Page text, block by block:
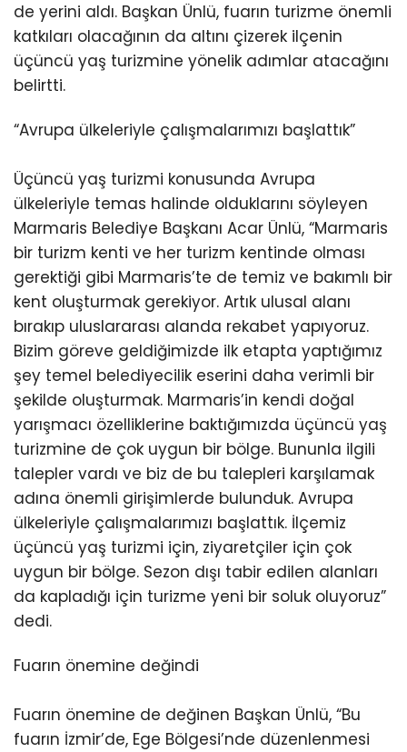
de yerini aldı. Başkan Ünlü, fuarın turizme önemli
katkıları olacağının da altını çizerek ilçenin
üçüncü yaş turizmine yönelik adımlar atacağını
belirtti.
“Avrupa ülkeleriyle çalışmalarımızı başlattık”
Üçüncü yaş turizmi konusunda Avrupa
ülkeleriyle temas halinde olduklarını söyleyen
Marmaris Belediye Başkanı Acar Ünlü, “Marmaris
bir turizm kenti ve her turizm kentinde olması
gerektiği gibi Marmaris’te de temiz ve bakımlı bir
kent oluşturmak gerekiyor. Artık ulusal alanı
bırakıp uluslararası alanda rekabet yapıyoruz.
Bizim göreve geldiğimizde ilk etapta yaptığımız
şey temel belediyecilik eserini daha verimli bir
şekilde oluşturmak. Marmaris’in kendi doğal
yarışmacı özelliklerine baktığımızda üçüncü yaş
turizmine de çok uygun bir bölge. Bununla ilgili
talepler vardı ve biz de bu talepleri karşılamak
adına önemli girişimlerde bulunduk. Avrupa
ülkeleriyle çalışmalarımızı başlattık. İlçemiz
üçüncü yaş turizmi için, ziyaretçiler için çok
uygun bir bölge. Sezon dışı tabir edilen alanları
da kapladığı için turizme yeni bir soluk oluyoruz”
dedi.
Fuarın önemine değindi
Fuarın önemine de değinen Başkan Ünlü, “Bu
fuarın İzmir’de, Ege Bölgesi’nde düzenlenmesi